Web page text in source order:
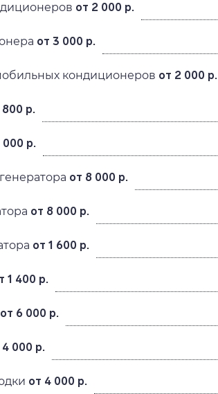
от 2 000 р.
от 3 000 р.
кондиционеров от 2 000 р.
800 р.
000 р.
от 8 000 р.
от 8 000 р.
от 1 600 р.
1 400 р.
от 6 000 р.
4 000 р.
от 4 000 р.